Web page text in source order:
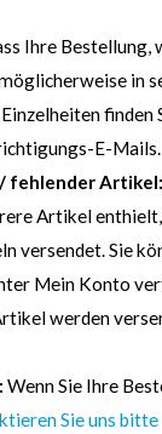
Ihre Bestellung,
in
finden
E-Mails.
fehlender Artikel:
Artikel
versendet. Sie
Mein Konto
werden
Wenn Sie Ihre
Sie uns bitte